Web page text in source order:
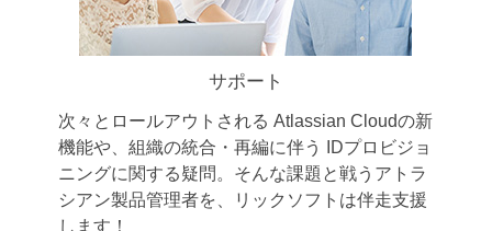
サポート
次々とロールアウトされる Atlassian Cloudの新
機能や、組織の統合・再編に伴う IDプロビジョ
ニングに関する疑問。そんな課題と戦うアトラ
シアン製品管理者を、リックソフトは伴走支援
します！